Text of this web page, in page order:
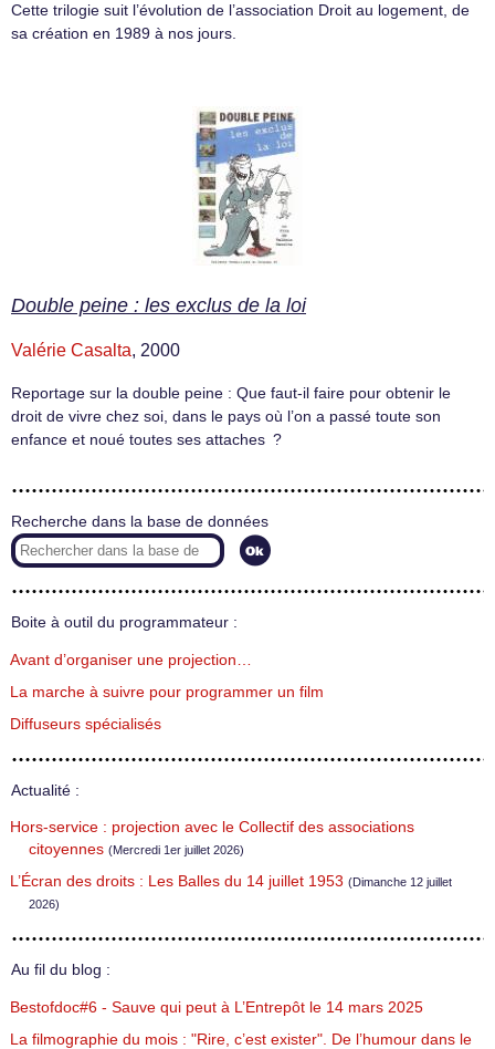
Cette trilogie suit l’évolution de l’association Droit au logement, de
sa création en 1989 à nos jours.
Double peine : les exclus de la loi
Valérie Casalta, 2000
Reportage sur la double peine : Que faut-il faire pour obtenir le
droit de vivre chez soi, dans le pays où l’on a passé toute son
enfance et noué toutes ses attaches ?
Recherche dans la base de données
Boite à outil du programmateur :
Avant d’organiser une projection…
La marche à suivre pour programmer un film
Diffuseurs spécialisés
Actualité :
Hors-service : projection avec le Collectif des associations
citoyennes (Mercredi 1er juillet 2026)
L’Écran des droits : Les Balles du 14 juillet 1953 (Dimanche 12 juillet
2026)
Au fil du blog :
Bestofdoc#6 - Sauve qui peut à L’Entrepôt le 14 mars 2025
La filmographie du mois : "Rire, c’est exister". De l’humour dans le